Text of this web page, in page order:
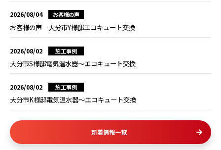
2026/08/04 お客様の声
お客様の声 大分市Y様邸エコキュート交換
2026/08/02 施工事例
大分市S様邸電気温水器～エコキュート交換
2026/08/02 施工事例
大分市K様邸電気温水器～エコキュート交換
新着情報一覧